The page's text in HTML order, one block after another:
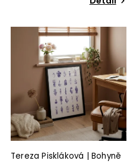
Tereza Piskláková | Bohyně